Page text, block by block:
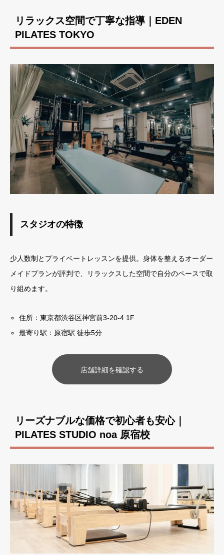
リラックス空間で丁寧な指導｜EDEN
PILATES TOKYO
スタジオの特徴
少人数制とプライベートレッスンを提供。身体を整えるオーダー
メイドプランが評判で、リラックスした空間で自分のペースで取
り組めます。
住所：東京都渋谷区神宮前3-20-4 1F
最寄り駅：原宿駅 徒歩5分
店舗詳細を確認する
リーズナブルな価格で初心者も安心｜
PILATES STUDIO noa 原宿校